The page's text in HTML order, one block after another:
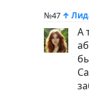
№47 ↑
А